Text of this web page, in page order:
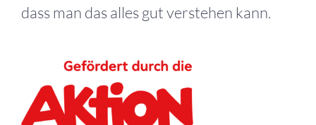
dass man das alles gut verstehen kann.